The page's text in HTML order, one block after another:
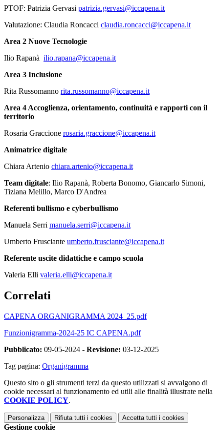
PTOF: Patrizia Gervasi patrizia.gervasi@iccapena.it
Valutazione: Claudia Roncacci claudia.roncacci@iccapena.it
Area 2 Nuove Tecnologie
Ilio Rapanà ilio.rapana@iccapena.it
Area 3 Inclusione
Rita Russomanno rita.russomanno@iccapena.it
Area 4 Accoglienza, orientamento, continuità e rapporti con il
territorio
Rosaria Graccione rosaria.graccione@iccapena.it
Animatrice digitale
Chiara Artenio chiara.artenio@iccapena.it
Team digitale: Ilio Rapanà, Roberta Bonomo, Giancarlo Simoni,
Tiziana Melillo, Marco D'Andrea
Referenti bullismo e cyberbullismo
Manuela Serri manuela.serri@iccapena.it
Umberto Frusciante umberto.frusciante@iccapena.it
Referente uscite didattiche e campo scuola
Valeria Elli valeria.elli@iccapena.it
Correlati
CAPENA ORGANIGRAMMA 2024_25.pdf
Funzionigramma-2024-25 IC CAPENA.pdf
Pubblicato: 09-05-2024 - Revisione: 03-12-2025
Tag pagina: Organigramma
Questo sito o gli strumenti terzi da questo utilizzati si avvalgono di
cookie necessari al funzionamento ed utili alle finalità illustrate nella
COOKIE POLICY.
Personalizza Rifiuta tutti i cookies Accetta tutti i cookies
Gestione cookie